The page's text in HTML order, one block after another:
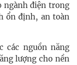
ngành điện trong
ổn định, an toàn
các nguồn năng
lượng cho nền